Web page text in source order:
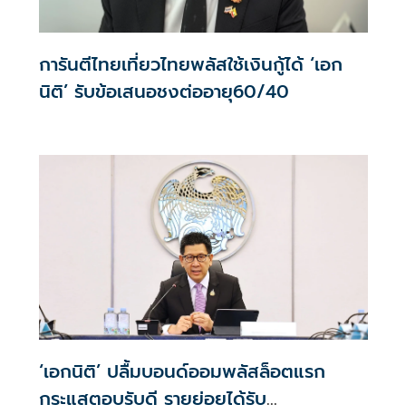
การันตีไทยเที่ยวไทยพลัสใช้เงินกู้ได้ ‘เอก
นิติ’ รับข้อเสนอชงต่ออายุ60/40
‘เอกนิติ’ ปลื้มบอนด์ออมพลัสล็อตแรก
กระแสตอบรับดี รายย่อยได้รับ